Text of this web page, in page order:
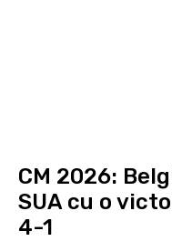
CM 2026:
SUA cu o
4-1